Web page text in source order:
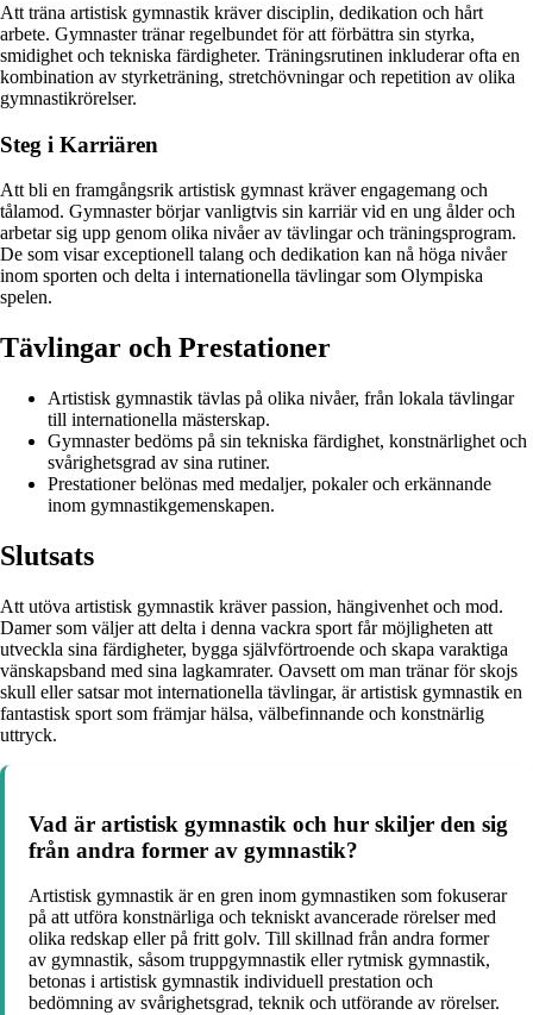
Att träna artistisk gymnastik kräver disciplin, dedikation och hårt
arbete. Gymnaster tränar regelbundet för att förbättra sin styrka,
smidighet och tekniska färdigheter. Träningsrutinen inkluderar ofta en
kombination av styrketräning, stretchövningar och repetition av olika
gymnastikrörelser.
Steg i Karriären
Att bli en framgångsrik artistisk gymnast kräver engagemang och
tålamod. Gymnaster börjar vanligtvis sin karriär vid en ung ålder och
arbetar sig upp genom olika nivåer av tävlingar och träningsprogram.
De som visar exceptionell talang och dedikation kan nå höga nivåer
inom sporten och delta i internationella tävlingar som Olympiska
spelen.
Tävlingar och Prestationer
Artistisk gymnastik tävlas på olika nivåer, från lokala tävlingar
till internationella mästerskap.
Gymnaster bedöms på sin tekniska färdighet, konstnärlighet och
svårighetsgrad av sina rutiner.
Prestationer belönas med medaljer, pokaler och erkännande
inom gymnastikgemenskapen.
Slutsats
Att utöva artistisk gymnastik kräver passion, hängivenhet och mod.
Damer som väljer att delta i denna vackra sport får möjligheten att
utveckla sina färdigheter, bygga självförtroende och skapa varaktiga
vänskapsband med sina lagkamrater. Oavsett om man tränar för skojs
skull eller satsar mot internationella tävlingar, är artistisk gymnastik en
fantastisk sport som främjar hälsa, välbefinnande och konstnärlig
uttryck.
Vad är artistisk gymnastik och hur skiljer den sig
från andra former av gymnastik?
Artistisk gymnastik är en gren inom gymnastiken som fokuserar
på att utföra konstnärliga och tekniskt avancerade rörelser med
olika redskap eller på fritt golv. Till skillnad från andra former
av gymnastik, såsom truppgymnastik eller rytmisk gymnastik,
betonas i artistisk gymnastik individuell prestation och
bedömning av svårighetsgrad, teknik och utförande av rörelser.